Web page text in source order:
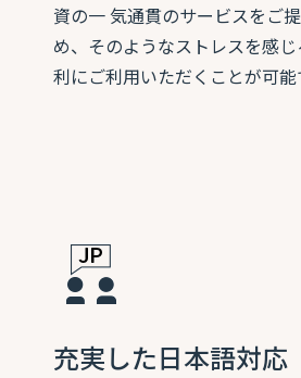
資の一 気通貫のサービスをご
め、そのようなストレスを感
利にご利用いただくことが可能
充実した日本語対応